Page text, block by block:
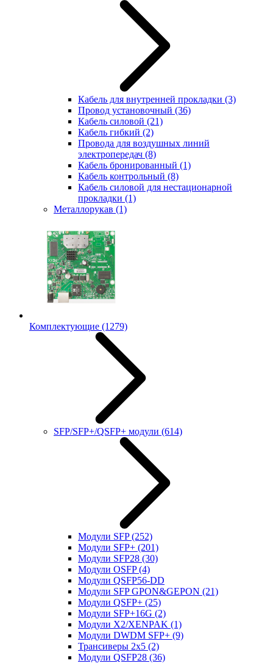
Кабель для внутренней прокладки (3)
Провод установочный (36)
Кабель силовой (21)
Кабель гибкий (2)
Провода для воздушных линий
электропередач (8)
Кабель бронированный (1)
Кабель контрольный (8)
Кабель силовой для нестационарной
прокладки (1)
Металлорукав (1)
Комплектующие (1279)
SFP/SFP+/QSFP+ модули (614)
Модули SFP(252)
Модули SFP+ (201)
Модули SFP28 (30)
Модули OSFP(4)
Модули QSFP56-DD
Модули SFP GPON&GEPON (21)
Модули QSFP+ (25)
Модули SFP+16G (2)
Модули X2/XENPAK (1)
Модули DWDM SFP+ (9)
Трансиверы 2x5 (2)
Модули QSFP28 (36)